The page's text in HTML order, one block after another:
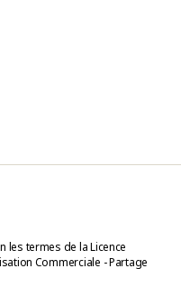
les termes de la Licence
Commerciale - Partage